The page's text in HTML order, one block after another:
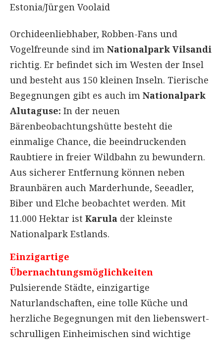
Estonia/Jürgen Voolaid
Orchideenliebhaber, Robben-Fans und
Vogelfreunde sind im Nationalpark Vilsandi
richtig. Er befindet sich im Westen der Insel
und besteht aus 150 kleinen Inseln. Tierische
Begegnungen gibt es auch im Nationalpark
Alutaguse: In der neuen
Bärenbeobachtungshütte besteht die
einmalige Chance, die beeindruckenden
Raubtiere in freier Wildbahn zu bewundern.
Aus sicherer Entfernung können neben
Braunbären auch Marderhunde, Seeadler,
Biber und Elche beobachtet werden. Mit
11.000 Hektar ist Karula der kleinste
Nationalpark Estlands.
Einzigartige
Übernachtungsmöglichkeiten
Pulsierende Städte, einzigartige
Naturlandschaften, eine tolle Küche und
herzliche Begegnungen mit den liebenswert-
schrulligen Einheimischen sind wichtige